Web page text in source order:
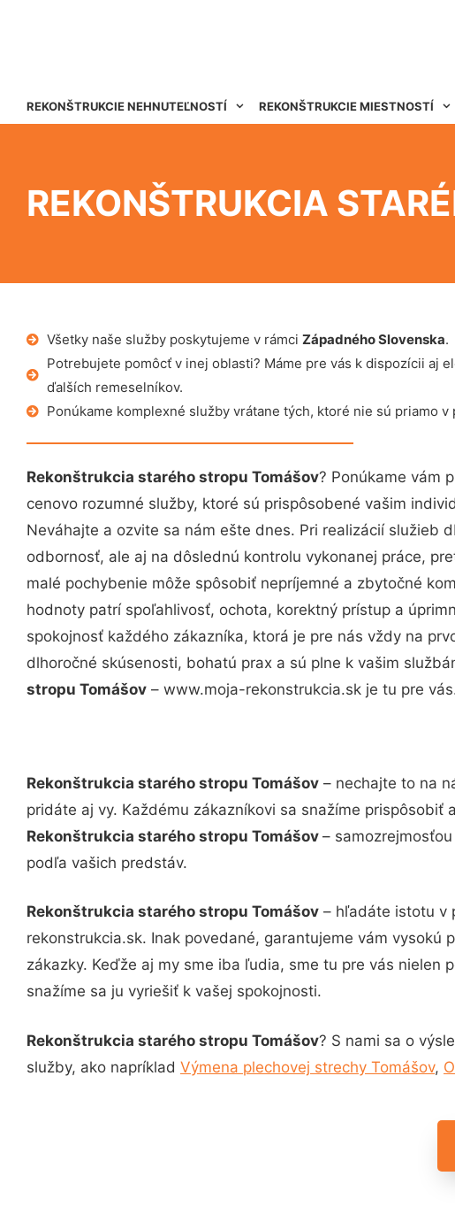
REKONŠTRUKCIE NEHNUTEĽNOSTÍ REKONŠTRUKCIE MIESTNOSTÍ
REKONŠTRUKCIA
Všetky naše služby poskytujeme v rámci Západného Slovenska.
Potrebujete pomôcť v inej oblasti? Máme pre vás k dispozícii aj
ďalších remeselníkov.
Ponúkame komplexné služby vrátane tých, ktoré nie sú priamo
Rekonštrukcia starého stropu Tomášov? Ponúkame vám
cenovo rozumné služby, ktoré sú prispôsobené vašim
Neváhajte a ozvite sa nám ešte dnes. Pri realizácií služieb
odbornosť, ale aj na dôslednú kontrolu vykonanej práce,
malé pochybenie môže spôsobiť nepríjemné a zbytočné
hodnoty patrí spoľahlivosť, ochota, korektný prístup a
spokojnosť každého zákazníka, ktorá je pre nás vždy na
dlhoročné skúsenosti, bohatú prax a sú plne k vašim
stropu Tomášov – www.moja-rekonstrukcia.sk je tu pre
Rekonštrukcia starého stropu Tomášov – nechajte to na
pridáte aj vy. Každému zákazníkovi sa snažíme
Rekonštrukcia starého stropu Tomášov –
podľa vašich predstáv.
Rekonštrukcia starého stropu Tomášov – hľadáte istotu v
rekonstrukcia.sk. Inak povedané, garantujeme vám
zákazky. Keďže aj my sme iba ľudia, sme tu pre vás nielen
snažíme sa ju vyriešiť k vašej spokojnosti.
Rekonštrukcia starého stropu Tomášov? S nami sa o
služby, ako napríklad Výmena plechovej strechy Tomášov,